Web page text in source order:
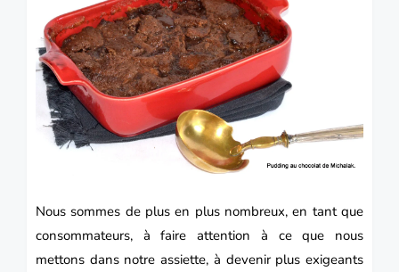
Nous sommes de plus en plus nombreux, en tant que
consommateurs, à faire attention à ce que nous
mettons dans notre assiette, à devenir plus exigeants